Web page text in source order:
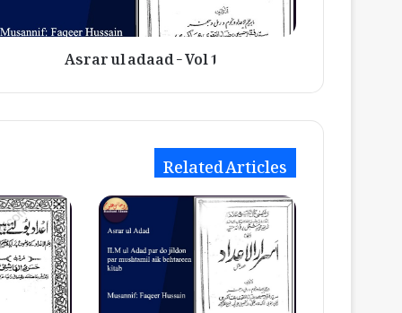
Asrar ul adaad - Vol 1
Related Articles